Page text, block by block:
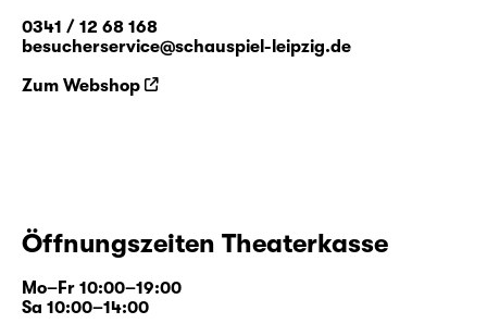
0341 / 12 68 168
besucherservice@schauspiel-leipzig.de
Zum Webshop
Öffnungszeiten Theaterkasse
Mo–Fr 10:00–19:00
Sa 10:00–14:00